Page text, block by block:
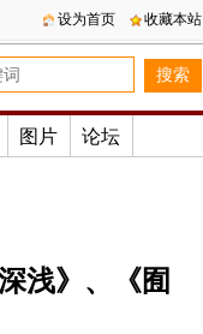
设为首页 收藏本站
图片 论坛
浅》、《囿